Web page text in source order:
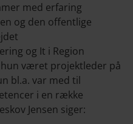
med erfaring
og den offentlige
og It i Region
været projektleder på
bl.a. var med til
i en række
Jensen siger: